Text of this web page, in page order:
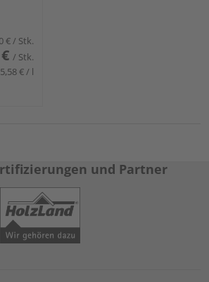
€/ Stk.
/ Stk.
€ / l
und Partner